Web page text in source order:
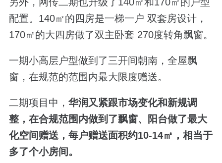
配置。140㎡的四房是一梯一户 双套房设计，
170㎡的大四房做了双主卧套 270度转角飘窗。
一期小高层户型做到了三开间朝南，全屋飘
窗，在规范的范围内最大限度赠送。
二期项目中， 华润又紧跟市场变化和新规调
整， 在合规范围内做到了飘窗、阳台做了最大
化空间赠送，每户赠送面积约10-14㎡，相当于
多了个小房间。